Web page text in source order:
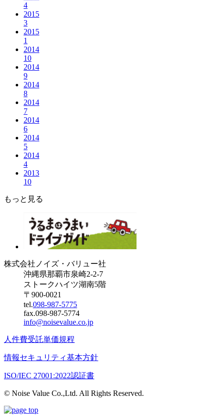
4
2015
3
2015
1
2014
10
2014
9
2014
8
2014
7
2014
6
2014
5
2014
4
2013
10
もっと見る
株式会社ノイズ・バリュー社
沖縄県那覇市泉崎2-2-7
ストークハイツ湖南5階
〒900-0021
tel.098-987-5775
fax.098-987-5774
info@noisevalue.co.jp
人件費受託単価規程
情報セキュリティ基本方針
ISO/IEC 27001:2022認証書
© Noise Value Co.,Ltd. All Rights Reserved.